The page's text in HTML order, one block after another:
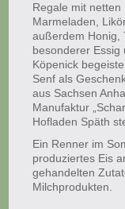
Regale mit
Marmeladen,
außerdem Honig,
besonderer Essig
Köpenick
Senf als
aus Sachsen
Manufaktur
Hofladen Späth
Ein Renner im
produziertes Eis
gehandelten
Milchprodukten.